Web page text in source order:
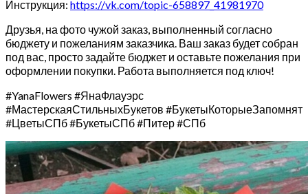
Инструкция: https://vk.com/topic-658897_41981970
Друзья, на фото чужой заказ, выполненный согласно
бюджету и пожеланиям заказчика. Ваш заказ будет собран
под вас, просто задайте бюджет и оставьте пожелания при
оформлении покупки. Работа выполняется под ключ!
#YanaFlowers #ЯнаФлауэрс
#МастерскаяСтильныхБукетов #БукетыКоторыеЗапомнят
#ЦветыСПб #БукетыСПб #Питер #СПб